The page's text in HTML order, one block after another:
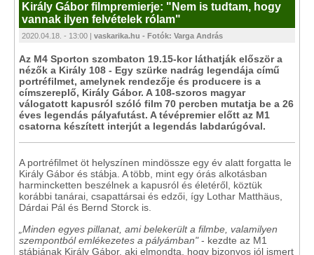
Király Gábor filmpremierje: "Nem is tudtam, hogy
vannak ilyen felvételek rólam"
2020.04.18. - 13:00 | vaskarika.hu - Fotók: Varga András
Az M4 Sporton szombaton 19.15-kor láthatják először a
nézők a Király 108 - Egy szürke nadrág legendája című
portréfilmet, amelynek rendezője és producere is a
címszereplő, Király Gábor. A 108-szoros magyar
válogatott kapusról szóló film 70 percben mutatja be a 26
éves legendás pályafutást. A tévépremier előtt az M1
csatorna készített interjút a legendás labdarúgóval.
A portréfilmet öt helyszínen mindössze egy év alatt forgatta le
Király Gábor és stábja. A több, mint egy órás alkotásban
harmincketten beszélnek a kapusról és életéről, köztük
korábbi tanárai, csapattársai és edzői, így Lothar Matthäus,
Dárdai Pál és Bernd Storck is.
„Minden egyes pillanat, ami belekerült a filmbe, valamilyen
szempontból emlékezetes a pályámban"- kezdte az M1
stábjának Király Gábor, aki elmondta, hogy bizonyos jól ismert